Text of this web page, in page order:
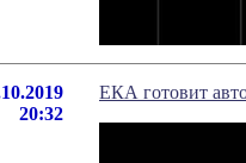
20:32
ЕКА готовит